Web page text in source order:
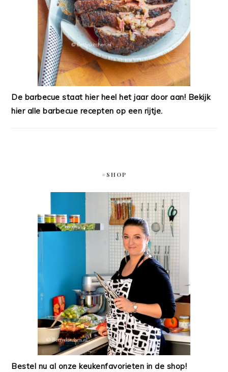
De barbecue staat hier heel het jaar door aan! Bekijk
hier alle barbecue recepten op een rijtje.
#SHOP
Bestel nu al onze keukenfavorieten in de shop!